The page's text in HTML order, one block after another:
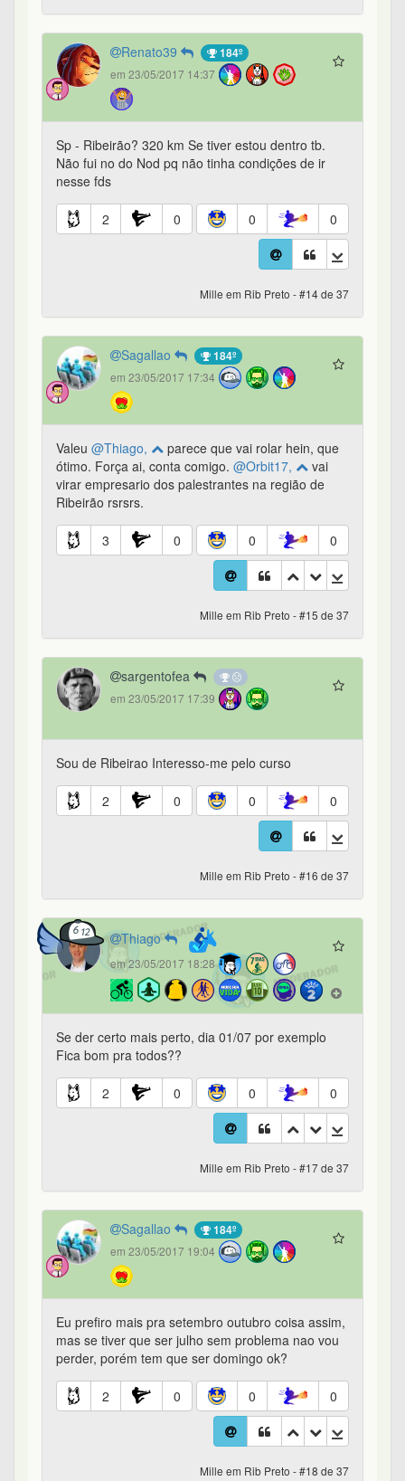
Renato39 184º
em 23/05/2017 14:37
Sp - Ribeirão? 320 km Se tiver estou dentro tb.
Não fui no do Nod pq não tinha condições de ir
nesse fds
2 0 0 0
Mille em Rib Preto - #14 de 37
Sagallao 184º
em 23/05/2017 17:34
Valeu @Thiago,
parece que vai rolar hein, que
ótimo. Força ai, conta comigo. @Orbit17,
vai
virar empresario dos palestrantes na região de
Ribeirão rsrsrs.
3 0 0 0
Mille em Rib Preto - #15 de 37
sargentofea
em 23/05/2017 17:39
Sou de Ribeirao Interesso-me pelo curso
2 0 0 0
Mille em Rib Preto - #16 de 37
Thiago
em 23/05/2017 18:28
Se der certo mais perto, dia 01/07 por exemplo
Fica bom pra todos??
2 0 0 0
Mille em Rib Preto - #17 de 37
Sagallao 184º
em 23/05/2017 19:04
Eu prefiro mais pra setembro outubro coisa assim,
mas se tiver que ser julho sem problema nao vou
perder, porém tem que ser domingo ok?
2 0 0 0
Mille em Rib Preto - #18 de 37